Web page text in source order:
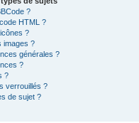
?
HTML ?
?
images ?
générales ?
?
?
verrouillés ?
de sujet ?